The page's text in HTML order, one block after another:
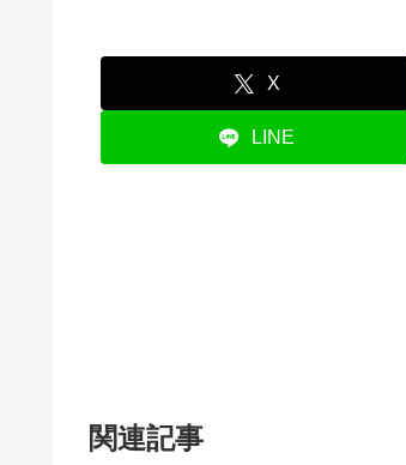
X
LINE
関連記事